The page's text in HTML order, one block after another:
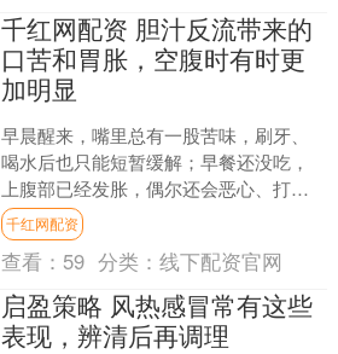
千红网配资 胆汁反流带来的
口苦和胃胀，空腹时有时更
加明显
早晨醒来，嘴里总有一股苦味，刷牙、
喝水后也只能短暂缓解；早餐还没吃，
上腹部已经发胀，偶尔还会恶心、打
嗝。很多人把这种感觉归到“上火”或昨晚
吃得太杂，忍一忍也就过....
千红网配资
查看： 59 分类：线下配资官网
启盈策略 风热感冒常有这些
表现，辨清后再调理